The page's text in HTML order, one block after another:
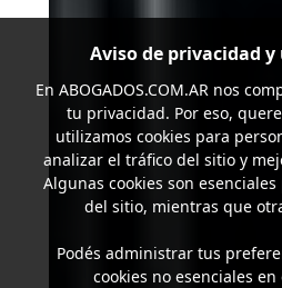
Aviso de privacidad y
En ABOGADOS.COM.ARnos
tu privacidad. Por eso,
utilizamos cookies para
analizar el tráfico del sitio y
Algunas cookies son
del sitio, mientras que
Podés administrar tus
cookies no esenciales